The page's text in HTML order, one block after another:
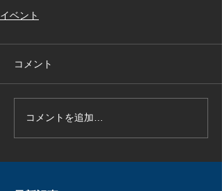
イベント
コメント
コメントを追加…